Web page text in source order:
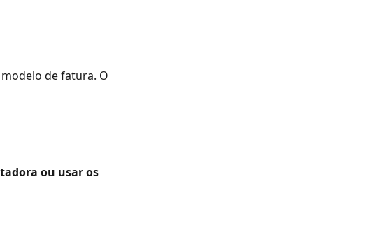
de fatura. O
ou usar os